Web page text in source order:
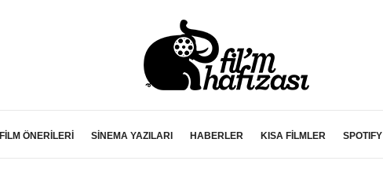
FİLM ÖNERİLERİ SİNEMA YAZILARI HABERLER KISA FİLMLER SPOTIFY